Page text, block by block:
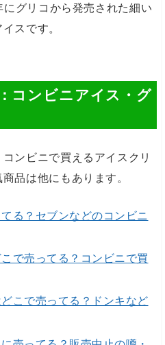
グリコから発売された細い
スです。
コンビニアイス・グ
ンビニで買えるアイスクリ
品は他にもあります。
る？セブンなどのコンビニ
で売ってる？コンビニで買
こで売ってる？ドンキなど